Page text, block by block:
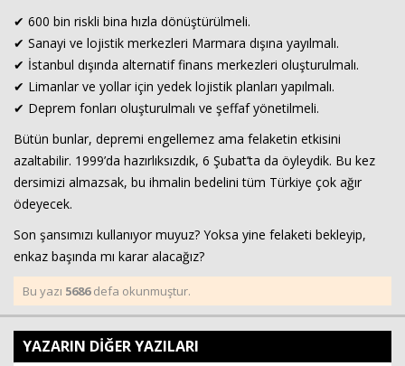
✔ 600 bin riskli bina hızla dönüştürülmeli.
✔ Sanayi ve lojistik merkezleri Marmara dışına yayılmalı.
✔ İstanbul dışında alternatif finans merkezleri oluşturulmalı.
✔ Limanlar ve yollar için yedek lojistik planları yapılmalı.
✔ Deprem fonları oluşturulmalı ve şeffaf yönetilmeli.
Bütün bunlar, depremi engellemez ama felaketin etkisini
azaltabilir. 1999’da hazırlıksızdık, 6 Şubat’ta da öyleydik. Bu kez
dersimizi almazsak, bu ihmalin bedelini tüm Türkiye çok ağır
ödeyecek.
Son şansımızı kullanıyor muyuz? Yoksa yine felaketi bekleyip,
enkaz başında mı karar alacağız?
Bu yazı 5686defa okunmuştur.
YAZARIN DİĞER YAZILARI